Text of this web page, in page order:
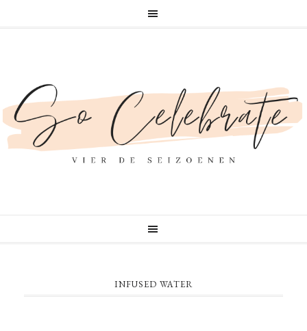
INFUSED WATER